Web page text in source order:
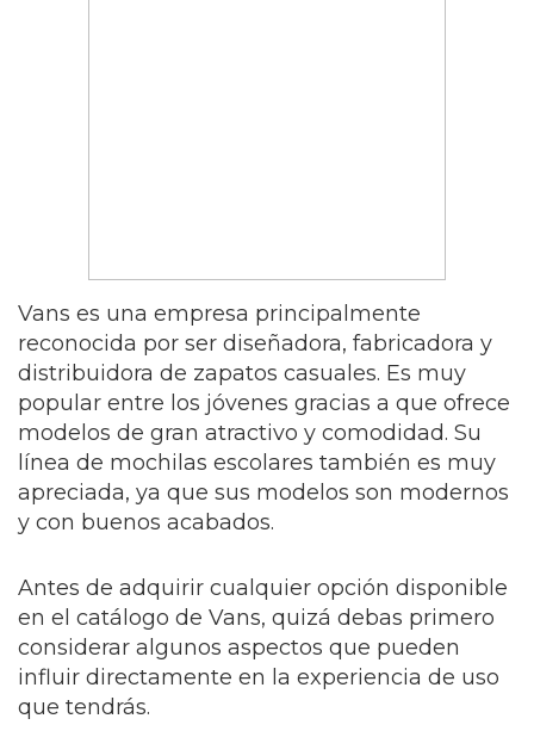
Vans es una empresa principalmente
reconocida por ser diseñadora, fabricadora y
distribuidora de zapatos casuales. Es muy
popular entre los jóvenes gracias a que ofrece
modelos de gran atractivo y comodidad. Su
línea de mochilas escolares también es muy
apreciada, ya que sus modelos son modernos
y con buenos acabados.
Antes de adquirir cualquier opción disponible
en el catálogo de Vans, quizá debas primero
considerar algunos aspectos que pueden
influir directamente en la experiencia de uso
que tendrás.